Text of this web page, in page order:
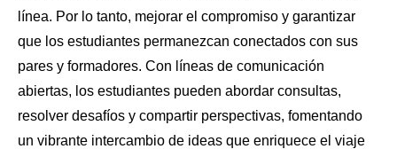
línea. Por lo tanto, mejorar el compromiso y garantizar
que los estudiantes permanezcan conectados con sus
pares y formadores. Con líneas de comunicación
abiertas, los estudiantes pueden abordar consultas,
resolver desafíos y compartir perspectivas, fomentando
un vibrante intercambio de ideas que enriquece el viaje